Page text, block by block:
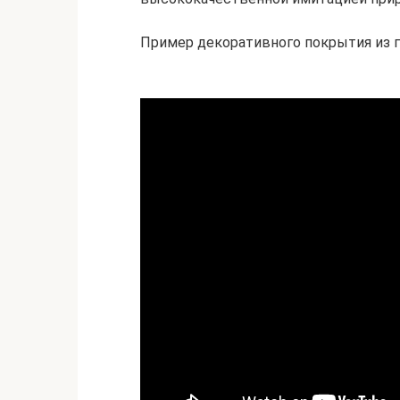
Пример декоративного покрытия из